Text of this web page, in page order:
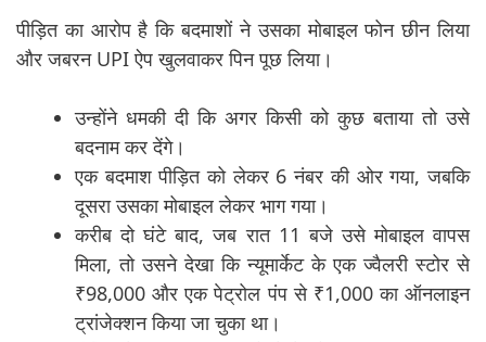
पीड़ित का आरोप है कि बदमाशों ने उसका मोबाइल फोन छीन लिया
और जबरन UPI ऐप खुलवाकर पिन पूछ लिया।
उन्होंने धमकी दी कि अगर किसी को कुछ बताया तो उसे
बदनाम कर देंगे।
एक बदमाश पीड़ित को लेकर 6 नंबर की ओर गया, जबकि
दूसरा उसका मोबाइल लेकर भाग गया।
करीब दो घंटे बाद, जब रात 11 बजे उसे मोबाइल वापस
मिला, तो उसने देखा कि न्यूमार्केट के एक ज्वैलरी स्टोर से
₹98,000 और एक पेट्रोल पंप से ₹1,000 का ऑनलाइन
ट्रांजेक्शन किया जा चुका था।